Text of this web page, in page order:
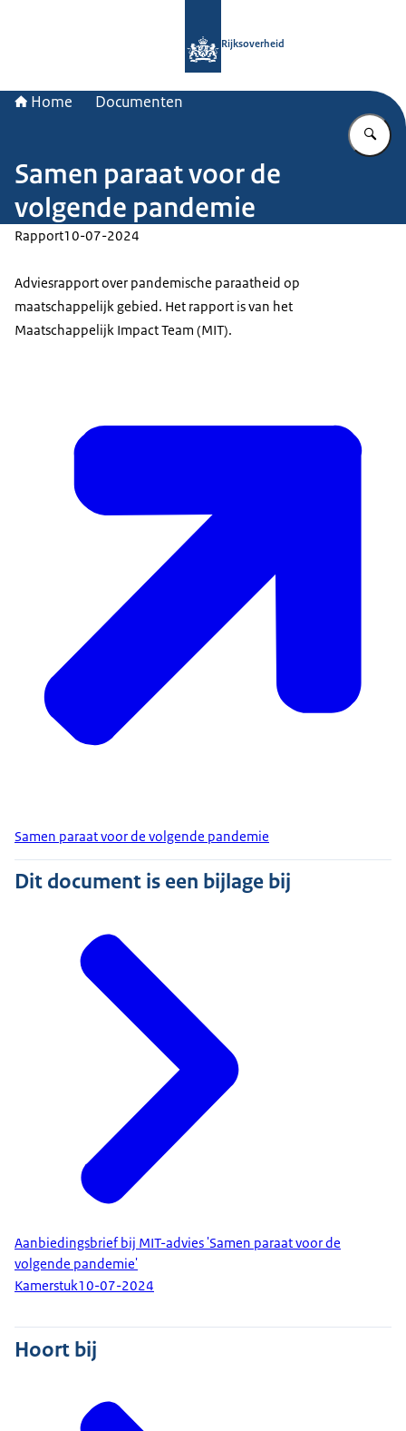
Rijksoverheid
Home Documenten
Samen paraat voor de
volgende pandemie
Rapport10-07-2024
Adviesrapport over pandemische paraatheid op
maatschappelijk gebied. Het rapport is van het
Maatschappelijk Impact Team (MIT).
Samen paraat voor de volgende pandemie
Dit document is een bijlage bij
Aanbiedingsbrief bij MIT-advies 'Samen paraat voor de
volgende pandemie'
Kamerstuk10-07-2024
Hoort bij